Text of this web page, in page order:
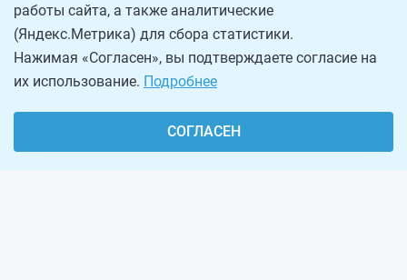
работы сайта, а также аналитические
(Яндекс.Метрика) для сбора статистики.
Нажимая «Согласен», вы подтверждаете согласие на
их использование. Подробнее
СОГЛАСЕН